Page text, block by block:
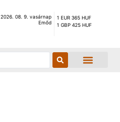
2026. 08. 9. vasárnap
Emőd
1 EUR 365 HUF
1 GBP 425 HUF